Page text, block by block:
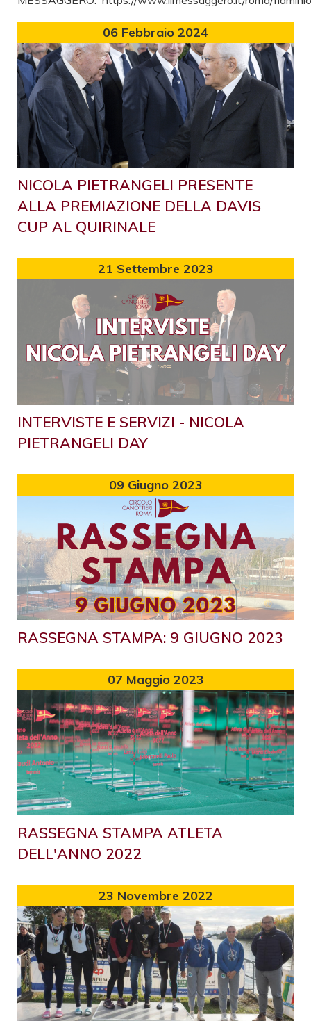
06 Febbraio 2024
NICOLA PIETRANGELI PRESENTE
ALLA PREMIAZIONE DELLA DAVIS
CUP AL QUIRINALE
21 Settembre 2023
INTERVISTE E SERVIZI - NICOLA
PIETRANGELI DAY
09 Giugno 2023
RASSEGNA STAMPA: 9 GIUGNO 2023
07 Maggio 2023
RASSEGNA STAMPA ATLETA
DELL'ANNO 2022
23 Novembre 2022